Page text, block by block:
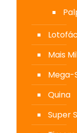
Mais
Mega-
Quina
Super